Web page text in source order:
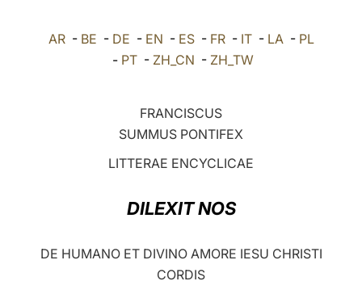
العربيّة AR- BE - DE - EN - ES- FR- IT- LA- PL
- PT- ZH_CN - ZH_TW
FRANCISCUS
SUMMUS PONTIFEX
LITTERAE ENCYCLICAE
DILEXIT NOS
DE HUMANO ET DIVINO AMORE IESU CHRISTI
CORDIS